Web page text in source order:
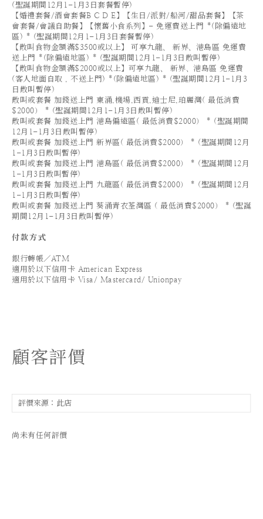
(聖誕期間12月1-1月3日套餐暫停)
【婚禮套餐/酒會套餐B C D E】【生日/派對/船河/甜品套餐】【茶
會套餐/會議自助餐】【懷舊小食系列】- 免運費送上門 *(除偏遠地
區) * (聖誕期間12月1-1月3日套餐暫停)
【散叫食物金額滿$3500或以上】 可享九龍、 新界、港島區 免運費
送上門 *(除偏遠地區) * (聖誕期間12月1-1月3日散叫暫停)
【散叫食物金額滿$2000或以上】可享九龍、 新界、港島區 免運費
(客人地面自取 , 不送上門) *(除偏遠地區) * (聖誕期間12月1-1月3
日散叫暫停)
散叫或套餐 加錢送上門 東涌,機場,西貢,迪士尼,珀麗灣( 最低消費
$2000） * (聖誕期間12月1-1月3日散叫暫停)
散叫或套餐 加錢送上門 港島偏遠區( 最低消費$2000） * (聖誕期間
12月1-1月3日散叫暫停)
散叫或套餐 加錢送上門 新界區( 最低消費$2000） * (聖誕期間12月
1-1月3日散叫暫停)
散叫或套餐 加錢送上門 港島區( 最低消費$2000） * (聖誕期間12月
1-1月3日散叫暫停)
散叫或套餐 加錢送上門 九龍區( 最低消費$2000） * (聖誕期間12月
1-1月3日散叫暫停)
散叫或套餐 加錢送上門 葵涌青衣荃灣區 ( 最低消費$2000） * (聖誕
期間12月1-1月3日散叫暫停)
付款方式
銀行轉帳／ATM
適用於以下信用卡 American Express
適用於以下信用卡 Visa/ Mastercard/ Unionpay
顧客評價
尚未有任何評價